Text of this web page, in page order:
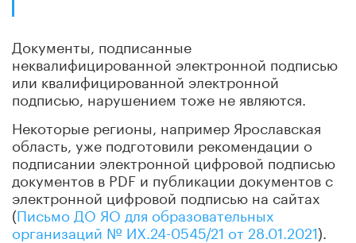
Документы, подписанные
неквалифицированной электронной подписью
или квалифицированной электронной
подписью, нарушением тоже не являются.
Некоторые регионы, например Ярославская
область, уже подготовили рекомендации о
подписании электронной цифровой подписью
документов в PDF и публикации документов с
электронной цифровой подписью на сайтах
(Письмо ДО ЯО для образовательных
организаций № ИХ.24-0545/21 от 28.01.2021).